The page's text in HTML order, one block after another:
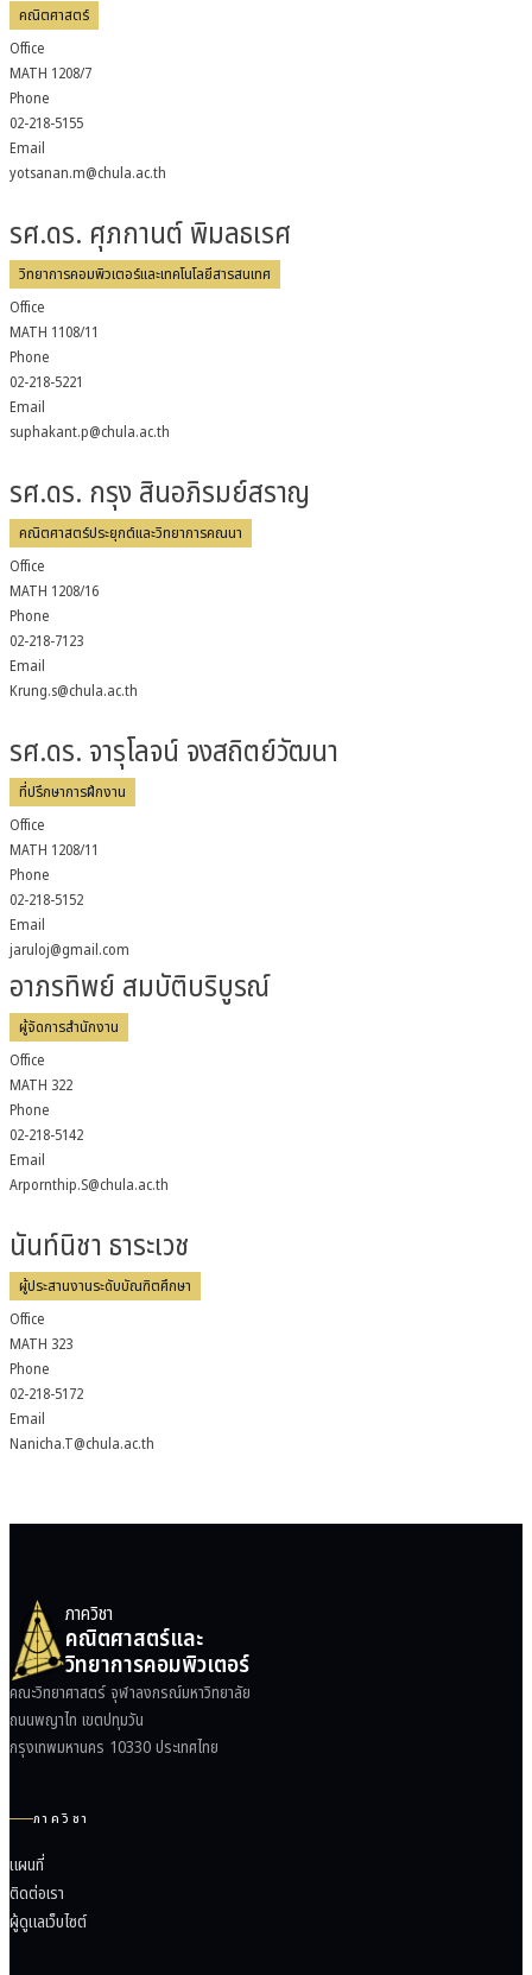
คณิตศาสตร์
Office
MATH 1208/7
Phone
02-218-5155
Email
yotsanan.m@chula.ac.th
รศ.ดร. ศุภกานต์ พิมลธเรศ
วิทยาการคอมพิวเตอร์และเทคโนโลยีสารสนเทศ
Office
MATH 1108/11
Phone
02-218-5221
Email
suphakant.p@chula.ac.th
รศ.ดร. กรุง สินอภิรมย์สราญ
คณิตศาสตร์ประยุกต์และวิทยาการคณนา
Office
MATH 1208/16
Phone
02-218-7123
Email
Krung.s@chula.ac.th
รศ.ดร. จารุโลจน์ จงสถิตย์วัฒนา
ที่ปรึกษาการฝึกงาน
Office
MATH 1208/11
Phone
02-218-5152
Email
jaruloj@gmail.com
อาภรทิพย์ สมบัติบริบูรณ์
ผู้จัดการสำนักงาน
Office
MATH 322
Phone
02-218-5142
Email
Arpornthip.S@chula.ac.th
นันท์นิชา ธาระเวช
ผู้ประสานงานระดับบัณฑิตศึกษา
Office
MATH 323
Phone
02-218-5172
Email
Nanicha.T@chula.ac.th
ภาควิชา
คณิตศาสตร์และ
วิทยาการคอมพิวเตอร์
คณะวิทยาศาสตร์ จุฬาลงกรณ์มหาวิทยาลัย
ถนนพญาไท เขตปทุมวัน
กรุงเทพมหานคร 10330 ประเทศไทย
ภาควิชา
แผนที่
ติดต่อเรา
ผู้ดูแลเว็บไซต์